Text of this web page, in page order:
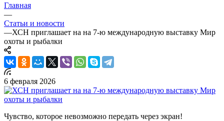
Главная
—
Статьи и новости
—ХСН приглашает на на 7-ю международную выставку Мир
охоты и рыбалки
6 февраля 2026
Чувство, которое невозможно передать через экран!